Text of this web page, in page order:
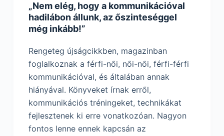
„Nem elég, hogy a kommunikációval
hadilábon állunk, az őszinteséggel
még inkább!”
Rengeteg újságcikkben, magazinban
foglalkoznak a férfi-női, női-női, férfi-férfi
kommunikációval, és általában annak
hiányával. Könyveket írnak erről,
kommunikációs tréningeket, technikákat
fejlesztenek ki erre vonatkozóan. Nagyon
fontos lenne ennek kapcsán az